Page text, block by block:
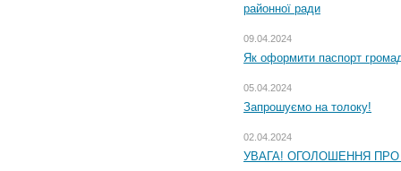
районної ради
09.04.2024
Як оформити паспорт
05.04.2024
Запрошуємо на толоку!
02.04.2024
УВАГА! ОГОЛОШЕННЯ